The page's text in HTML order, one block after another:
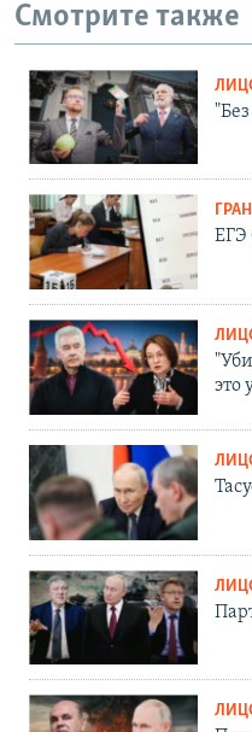
Смотрите также
ЕГЭ
это